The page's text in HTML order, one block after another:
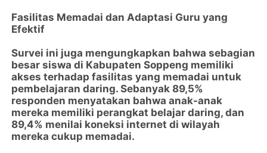
Fasilitas Memadai dan Adaptasi Guru yang
Efektif
Survei ini juga mengungkapkan bahwa sebagian
besar siswa di Kabupaten Soppeng memiliki
akses terhadap fasilitas yang memadai untuk
pembelajaran daring. Sebanyak 89,5%
responden menyatakan bahwa anak-anak
mereka memiliki perangkat belajar daring, dan
89,4% menilai koneksi internet di wilayah
mereka cukup memadai.